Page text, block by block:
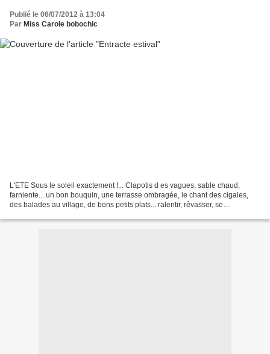
Publié le 06/07/2012 à 13:04
Par Miss Carole bobochic
L'ETE Sous le soleil exactement !... Clapotis d es vagues, sable chaud,
farniente... un bon bouquin, une terrasse ombragée, le chant des cigales,
des balades au village, de bons petits plats... ralentir, rêvasser, se